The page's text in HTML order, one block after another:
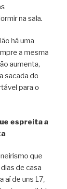
na sala.
há uma
a mesma
aumenta,
sacada do
para o
espreita a
que
de casa
aí de uns 17,